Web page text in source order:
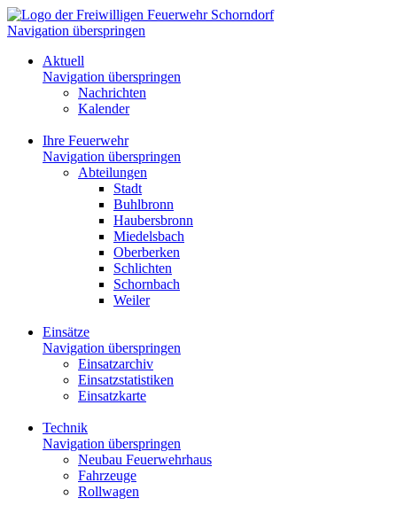
Navigation überspringen
Aktuell
Navigation überspringen
Nachrichten
Kalender
Ihre Feuerwehr
Navigation überspringen
Abteilungen
Stadt
Buhlbronn
Haubersbronn
Miedelsbach
Oberberken
Schlichten
Schornbach
Weiler
Einsätze
Navigation überspringen
Einsatzarchiv
Einsatzstatistiken
Einsatzkarte
Technik
Navigation überspringen
Neubau Feuerwehrhaus
Fahrzeuge
Rollwagen